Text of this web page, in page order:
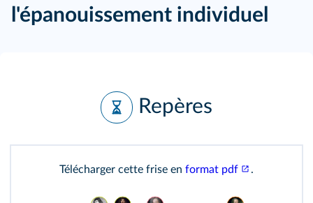
l'épanouissement individuel
Repères
Télécharger cette frise en format pdf .